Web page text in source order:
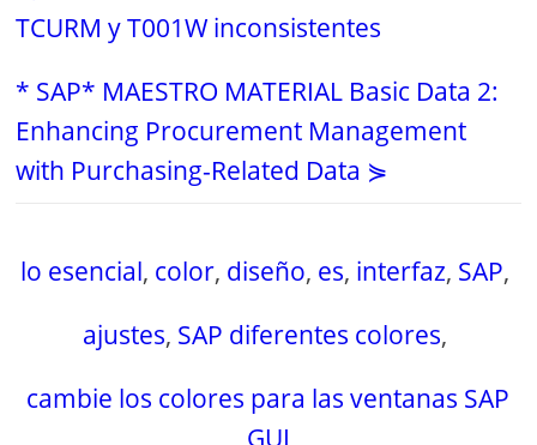
TCURM y T001W inconsistentes
* SAP* MAESTRO MATERIAL Basic Data 2:
Enhancing Procurement Management
with Purchasing-Related Data ⋟
lo esencial, color, diseño, es, interfaz, SAP,
ajustes, SAP diferentes colores,
cambie los colores para las ventanas SAP
GUI